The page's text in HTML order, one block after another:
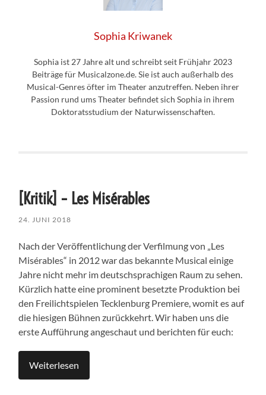
Sophia Kriwanek
Sophia ist 27 Jahre alt und schreibt seit Frühjahr 2023
Beiträge für Musicalzone.de. Sie ist auch außerhalb des
Musical-Genres öfter im Theater anzutreffen. Neben ihrer
Passion rund ums Theater befindet sich Sophia in ihrem
Doktoratsstudium der Naturwissenschaften.
[Kritik] – Les Misérables
24. JUNI 2018
Nach der Veröffentlichung der Verfilmung von „Les
Misérables“ in 2012 war das bekannte Musical einige
Jahre nicht mehr im deutschsprachigen Raum zu sehen.
Kürzlich hatte eine prominent besetzte Produktion bei
den Freilichtspielen Tecklenburg Premiere, womit es auf
die hiesigen Bühnen zurückkehrt. Wir haben uns die
erste Aufführung angeschaut und berichten für euch:
Weiterlesen